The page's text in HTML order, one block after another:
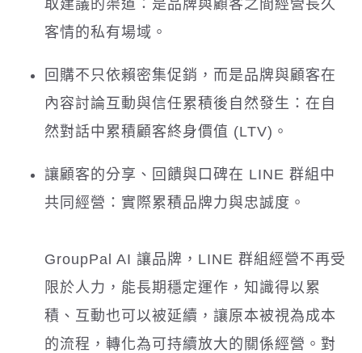
取建議的渠道：是品牌與顧客之間經營長久
客情的私有場域。
回購不只依賴密集促銷，而是品牌與顧客在
內容討論互動與信任累積後自然發生：在自
然對話中累積顧客終身價值 (LTV)。
讓顧客的分享、回饋與口碑在 LINE 群組中
共同經營：實際累積品牌力與忠誠度。
GroupPal AI 讓品牌，LINE 群組經營不再受
限於人力，能長期穩定運作，知識得以累
積、互動也可以被延續，讓原本被視為成本
的流程，轉化為可持續放大的關係經營。對